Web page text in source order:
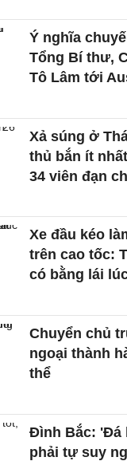
Ý nghĩa
Tổng Bí thư,
Tô Lâm tới
Xả súng ở
thủ bắn ít
34 viên đạn
Xe đầu kéo
trên cao tốc:
có bằng lái
Chuyển chủ
ngoại thành
thể
Đình Bắc: 'Đá
phải tự suy